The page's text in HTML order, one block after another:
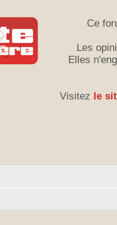
Ce
Les
Elles
Visitez le